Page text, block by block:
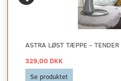
ASTRA LØST TÆPPE - TENDER
329,00 DKK
Se produktet